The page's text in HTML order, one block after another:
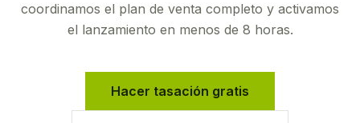
coordinamos el plan de venta completo y activamos
el lanzamiento en menos de 8 horas.
Hacer tasación gratis